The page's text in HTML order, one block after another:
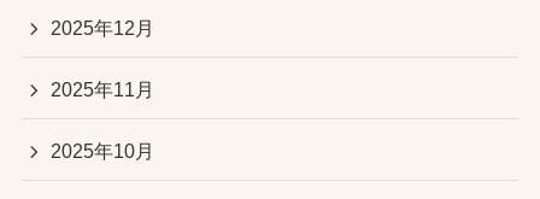
2025年12月
2025年11月
2025年10月